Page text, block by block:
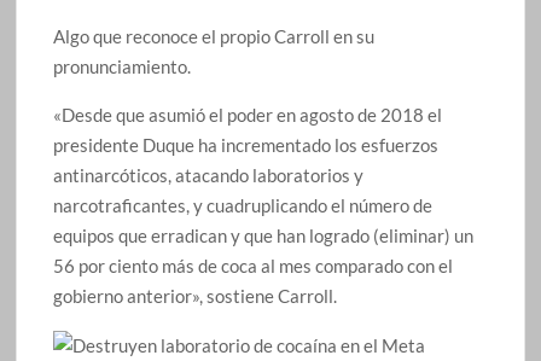
Algo que reconoce el propio Carroll en su
pronunciamiento.
«Desde que asumió el poder en agosto de 2018 el
presidente Duque ha incrementado los esfuerzos
antinarcóticos, atacando laboratorios y
narcotraficantes, y cuadruplicando el número de
equipos que erradican y que han logrado (eliminar) un
56 por ciento más de coca al mes comparado con el
gobierno anterior», sostiene Carroll.